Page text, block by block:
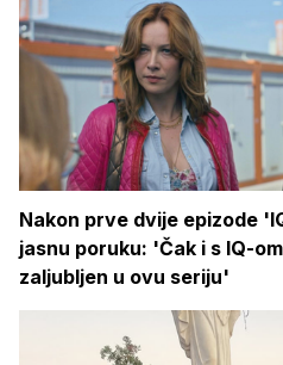
Nakon prve dvije epizode
jasnu poruku: 'Čak i s IQ-
zaljubljen u ovu seriju'